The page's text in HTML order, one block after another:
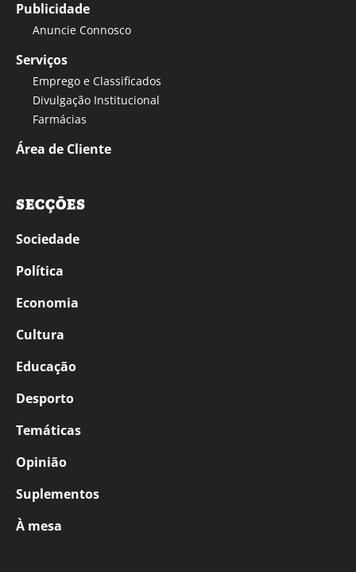
Publicidade
Anuncie Connosco
Serviços
Emprego e Classificados
Divulgação Institucional
Farmácias
Área de Cliente
SECÇÕES
Sociedade
Política
Economia
Cultura
Educação
Desporto
Temáticas
Opinião
Suplementos
À mesa